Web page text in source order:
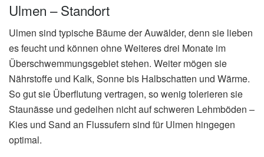
Ulmen – Standort
Ulmen sind typische Bäume der Auwälder, denn sie lieben
es feucht und können ohne Weiteres drei Monate im
Überschwemmungsgebiet stehen. Weiter mögen sie
Nährstoffe und Kalk, Sonne bis Halbschatten und Wärme.
So gut sie Überflutung vertragen, so wenig tolerieren sie
Staunässe und gedeihen nicht auf schweren Lehmböden –
Kies und Sand an Flussufern sind für Ulmen hingegen
optimal.